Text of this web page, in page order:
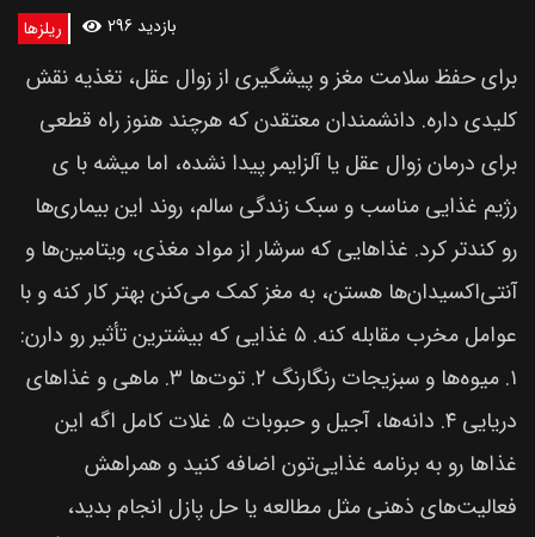
ریلزها 296 بازدید
برای حفظ سلامت مغز و پیشگیری از زوال عقل، تغذیه نقش
کلیدی داره. دانشمندان معتقدن که هرچند هنوز راه قطعی
برای درمان زوال عقل یا آلزایمر پیدا نشده، اما میشه با ی
رژیم غذایی مناسب و سبک زندگی سالم، روند این بیماری‌ها
رو کندتر کرد. غذاهایی که سرشار از مواد مغذی، ویتامین‌ها و
آنتی‌اکسیدان‌ها هستن، به مغز کمک می‌کنن بهتر کار کنه و با
عوامل مخرب مقابله کنه. ۵ غذایی که بیشترین تأثیر رو دارن:
۱. میوه‌ها و سبزیجات رنگارنگ ۲. توت‌ها ۳. ماهی و غذاهای
دریایی ۴. دانه‌ها، آجیل و حبوبات ۵. غلات کامل اگه این
غذاها رو به برنامه غذایی‌تون اضافه کنید و همراهش
فعالیت‌های ذهنی مثل مطالعه یا حل پازل انجام بدید،